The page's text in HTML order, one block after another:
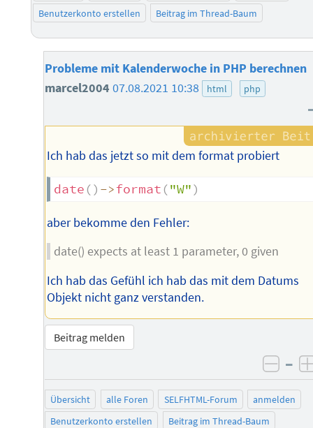
Benutzerkonto erstellen
Beitrag im Thread-Baum
Probleme mit Kalenderwoche in PHP berechnen
marcel200407.08.2021 10:38 html php
Ich hab das jetzt so mit dem format probiert
date () ->format ("W")
aber bekomme den Fehler:
date() expects at least 1 parameter, 0 given
Ich hab das Gefühl ich hab das mit dem Datums
Objekt nicht ganz verstanden.
Beitrag melden
–
Übersicht alle Foren SELFHTML-Forum
anmelden
Benutzerkonto erstellen
Beitrag im Thread-Baum